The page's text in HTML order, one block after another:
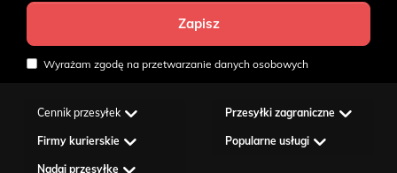
Wyrażam zgodę na przetwarzanie danych osobowych
Cennik przesyłek Przesyłki zagraniczne
Firmy kurierskie Popularne usługi
Nadaj przesyłkę